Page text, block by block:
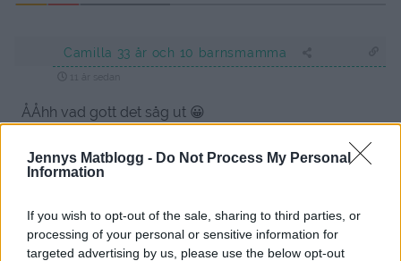
Jennys Matblogg - Do Not Process My Personal
Information
If you wish to opt-out of the sale, sharing to third parties, or
processing of your personal or sensitive information for
targeted advertising by us, please use the below opt-out
Camilla 33 år och 10 barnsmamma
11 år sedan
ÅÅhh vad gott det såg ut 😀
0
Kattis
11 år sedan